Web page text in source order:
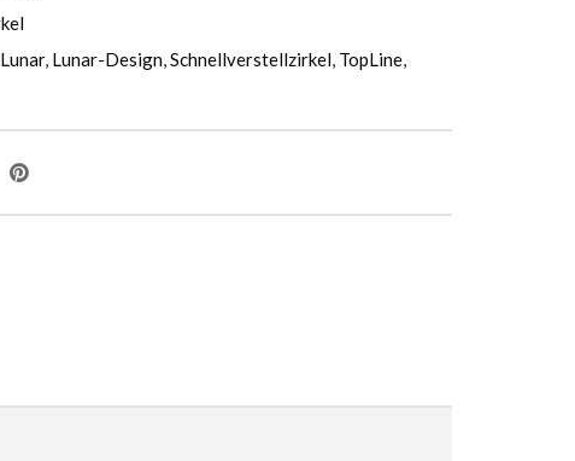
Lunar, Lunar-Design,Schnellverstellzirkel, TopLine,